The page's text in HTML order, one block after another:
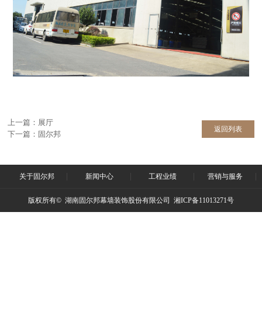
上一篇： 展厅
下一篇： 固尔邦
返回列表
关于固尔邦 新闻中心 工程业绩 营销与服务
版权所有© 湖南固尔邦幕墙装饰股份有限公司 湘ICP备11013271号